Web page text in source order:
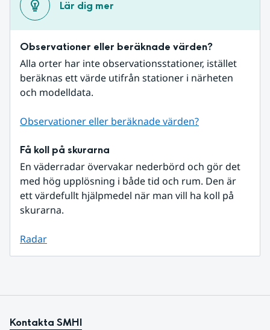
Lär dig mer
Observationer eller beräknade värden?
Alla orter har inte observationsstationer, istället
beräknas ett värde utifrån stationer i närheten
och modelldata.
Observationer eller beräknade värden?
Få koll på skurarna
En väderradar övervakar nederbörd och gör det
med hög upplösning i både tid och rum. Den är
ett värdefullt hjälpmedel när man vill ha koll på
skurarna.
Radar
Kontakta SMHI